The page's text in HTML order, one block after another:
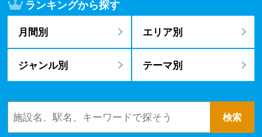
ランキングから探す
月間別 エリア別
ジャンル別 テーマ別